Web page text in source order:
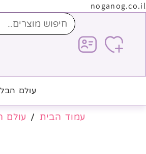
noganog.co.il
עולם
עמוד הבית / עולם